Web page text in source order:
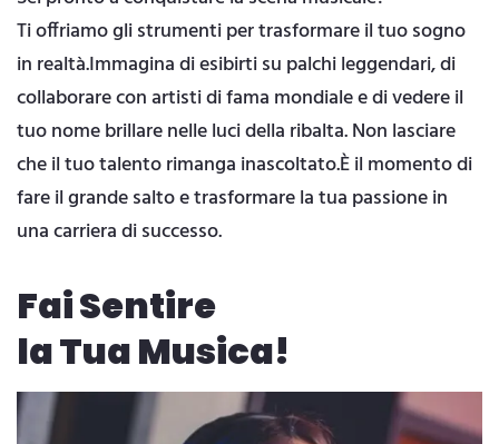
Ti offriamo gli strumenti per trasformare il tuo sogno
in realtà.Immagina di esibirti su palchi leggendari, di
collaborare con artisti di fama mondiale e di vedere il
tuo nome brillare nelle luci della ribalta. Non lasciare
che il tuo talento rimanga inascoltato.È il momento di
fare il grande salto e trasformare la tua passione in
una carriera di successo.
Fai Sentire
la Tua Musica!